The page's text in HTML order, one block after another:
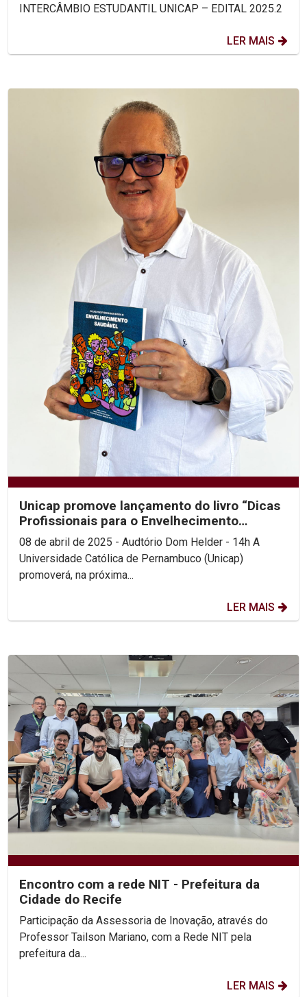
INTERCÂMBIO ESTUDANTIL UNICAP – EDITAL 2025.2
LER MAIS
Unicap promove lançamento do livro “Dicas
Profissionais para o Envelhecimento
Saudável”
08 de abril de 2025 - Audtório Dom Helder - 14h A
Universidade Católica de Pernambuco (Unicap)
promoverá, na próxima...
LER MAIS
Encontro com a rede NIT - Prefeitura da
Cidade do Recife
Participação da Assessoria de Inovação, através do
Professor Tailson Mariano, com a Rede NIT pela
prefeitura da...
LER MAIS